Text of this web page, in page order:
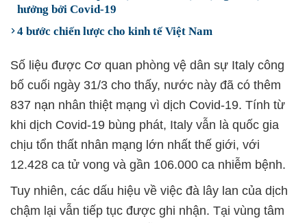
hưởng bởi Covid-19
4 bước chiến lược cho kinh tế Việt Nam
Số liệu được Cơ quan phòng vệ dân sự Italy công
bố cuối ngày 31/3 cho thấy, nước này đã có thêm
837 nạn nhân thiệt mạng vì dịch Covid-19. Tính từ
khi dịch Covid-19 bùng phát, Italy vẫn là quốc gia
chịu tổn thất nhân mạng lớn nhất thế giới, với
12.428 ca tử vong và gần 106.000 ca nhiễm bệnh.
Tuy nhiên, các dấu hiệu về việc đà lây lan của dịch
chậm lại vẫn tiếp tục được ghi nhận. Tại vùng tâm